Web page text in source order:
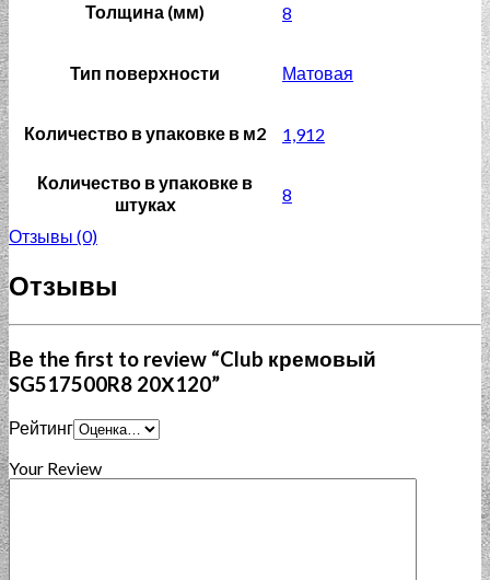
Толщина (мм) 8
Тип поверхности Матовая
Количество в упаковке в м2 1,912
Количество в упаковке в
штуках
8
Отзывы (0)
Отзывы
Be the first to review “Club кремовый
SG517500R8 20Х120”
Рейтинг
Your Review